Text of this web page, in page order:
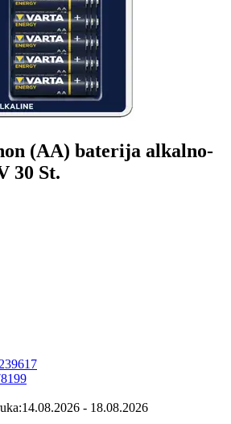
(AA) baterija alkalno-
30 St.
14.08.2026 - 18.08.2026